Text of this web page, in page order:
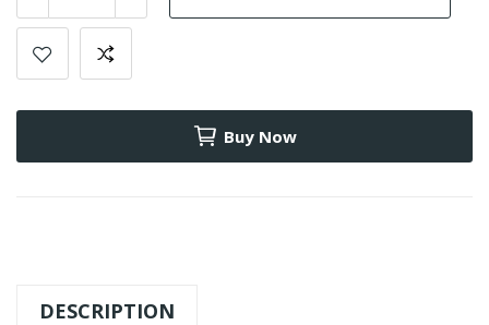
Buy Now
DESCRIPTION